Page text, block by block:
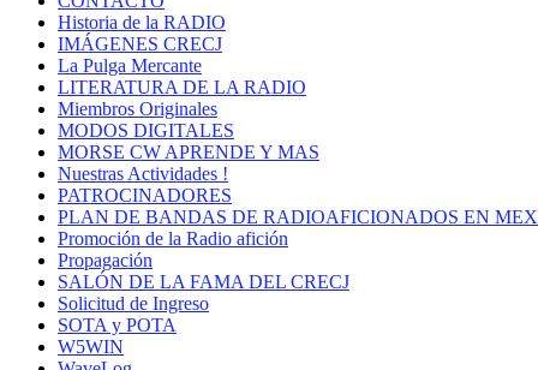
Historia de la RADIO
IMÁGENES CRECJ
La Pulga Mercante
LITERATURA DE LA RADIO
Miembros Originales
MODOS DIGITALES
MORSE CW APRENDE Y MAS
Nuestras Actividades !
PATROCINADORES
PLAN DE BANDAS DE RADIOAFICIONADOS EN
Promoción de la Radio afición
Propagación
SALÓN DE LA FAMA DEL CRECJ
Solicitud de Ingreso
SOTA y POTA
W5WIN